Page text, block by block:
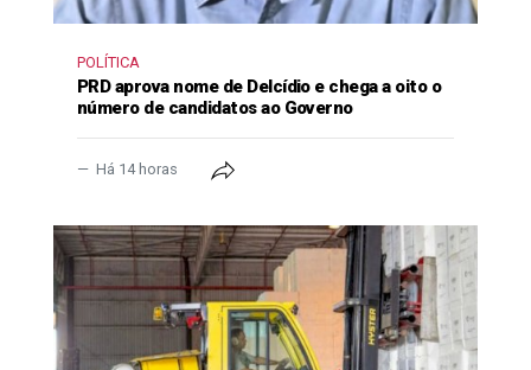
POLÍTICA
PRD aprova nome de Delcídio e chega a oito o
número de candidatos ao Governo
Há 14 horas